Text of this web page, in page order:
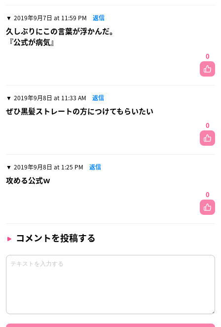
2019年9月7日 at 11:59 PM 返信
久しぶりにこの言葉が浮かんだ。
『公式が病気』
0
2019年9月8日 at 11:33 AM 返信
ぜひ黒髪ストレートの方につけてもらいたい
0
2019年9月8日 at 1:25 PM 返信
攻める公式ｗ
0
コメントを投稿する